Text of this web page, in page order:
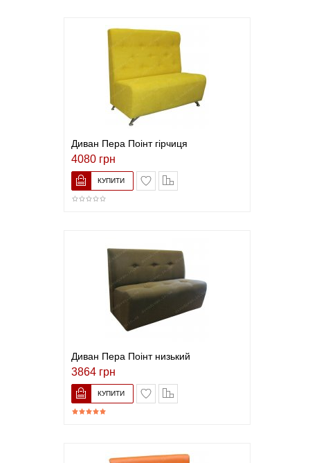
Диван Пера Поінт гірчиця
4080 грн
В закладки
Диван Пера Поінт низький
3864 грн
В закладки